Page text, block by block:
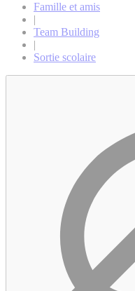
Famille et amis
|
Team Building
|
Sortie scolaire